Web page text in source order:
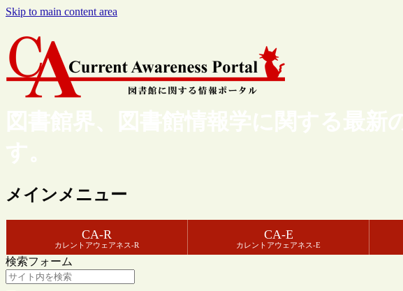
Skip to main content area
図書館界、図書館情報学に関する最
す。
メインメニュー
CA-R
カレントアウェアネス-R
CA-E
カレントアウェアネス-E
検索フォーム